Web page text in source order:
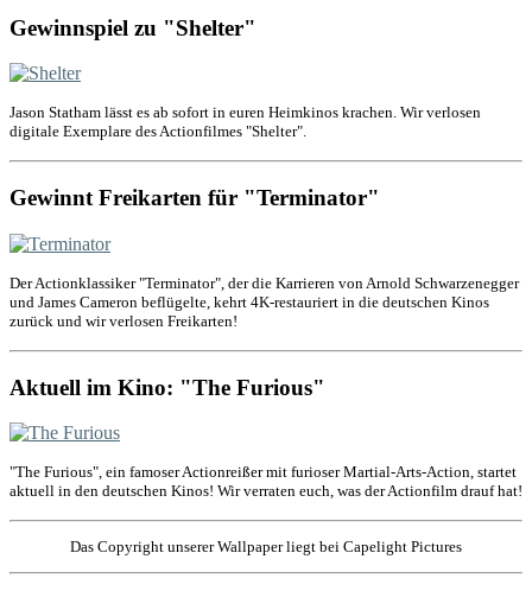
Gewinnspiel zu "Shelter"
Jason Statham lässt es ab sofort in euren Heimkinos krachen. Wir verlosen
digitale Exemplare des Actionfilmes "Shelter".
Gewinnt Freikarten für "Terminator"
Der Actionklassiker "Terminator", der die Karrieren von Arnold Schwarzenegger
und James Cameron beflügelte, kehrt 4K-restauriert in die deutschen Kinos
zurück und wir verlosen Freikarten!
Aktuell im Kino: "The Furious"
"The Furious", ein famoser Actionreißer mit furioser Martial-Arts-Action, startet
aktuell in den deutschen Kinos! Wir verraten euch, was der Actionfilm drauf hat!
Das Copyright unserer Wallpaper liegt bei Capelight Pictures